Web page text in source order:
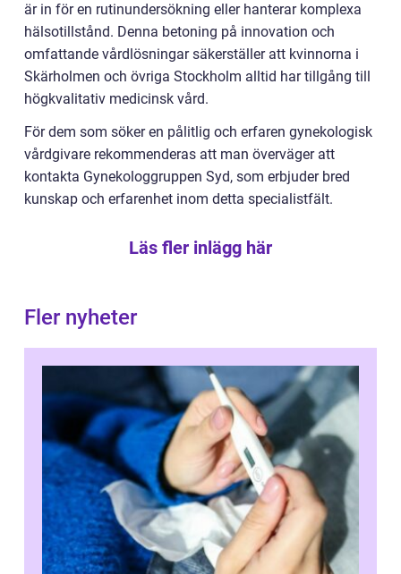
är in för en rutinundersökning eller hanterar komplexa
hälsotillstånd. Denna betoning på innovation och
omfattande vårdlösningar säkerställer att kvinnorna i
Skärholmen och övriga Stockholm alltid har tillgång till
högkvalitativ medicinsk vård.
För dem som söker en pålitlig och erfaren gynekologisk
vårdgivare rekommenderas att man överväger att
kontakta Gynekologgruppen Syd, som erbjuder bred
kunskap och erfarenhet inom detta specialistfält.
Läs fler inlägg här
Fler nyheter